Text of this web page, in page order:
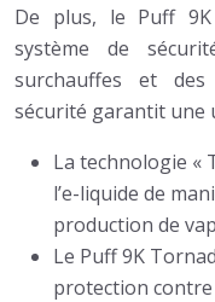
De plus, le Puff 9K
système de
surchauffes et des
sécurité garantit une
La technologie «
l’e-liquide de
production de
Le Puff 9K
protection